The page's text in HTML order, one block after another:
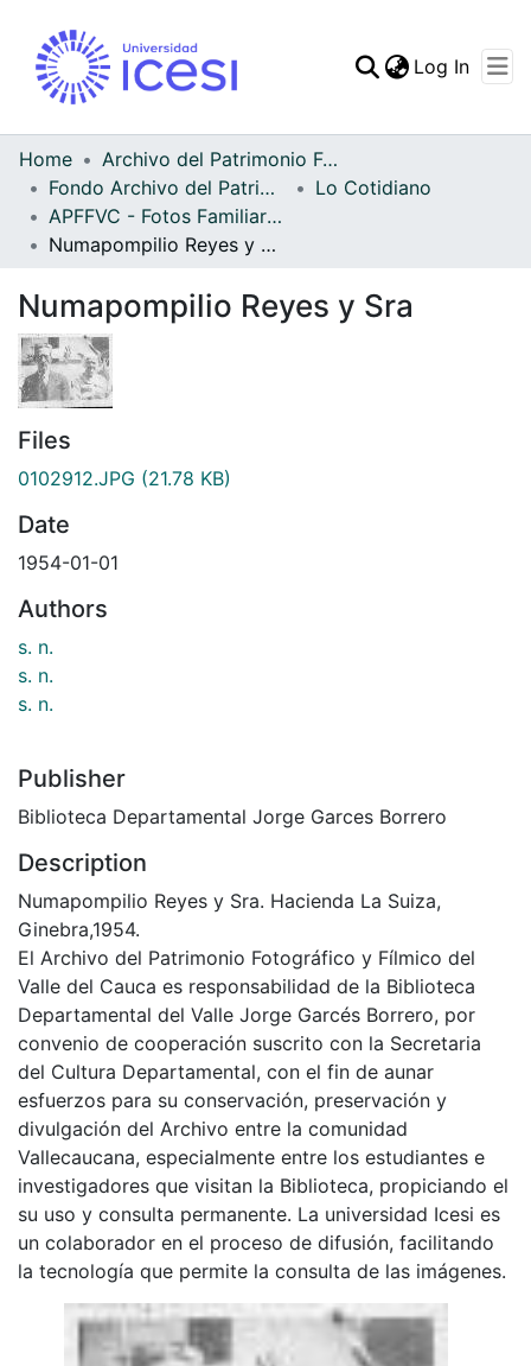
Statistics
Log In
Home
Archivo del Patrimonio Fotográfico y Fílmico del Valle del Cauca
Fondo Archivo del Patrimonio Fotográfico y Fílmico del Valle del Cauca
Lo Cotidiano
APFFVC - Fotos Familiares - Patrimonial
Numapompilio Reyes y Sra
Numapompilio Reyes y Sra
Files
0102912.JPG (21.78 KB)
Date
1954-01-01
Authors
s. n.
s. n.
s. n.
Publisher
Biblioteca Departamental Jorge Garces Borrero
Description
Numapompilio Reyes y Sra. Hacienda La Suiza,
Ginebra,1954.
El Archivo del Patrimonio Fotográfico y Fílmico del
Valle del Cauca es responsabilidad de la Biblioteca
Departamental del Valle Jorge Garcés Borrero, por
convenio de cooperación suscrito con la Secretaria
del Cultura Departamental, con el fin de aunar
esfuerzos para su conservación, preservación y
divulgación del Archivo entre la comunidad
Vallecaucana, especialmente entre los estudiantes e
investigadores que visitan la Biblioteca, propiciando el
su uso y consulta permanente. La universidad Icesi es
un colaborador en el proceso de difusión, facilitando
la tecnología que permite la consulta de las imágenes.